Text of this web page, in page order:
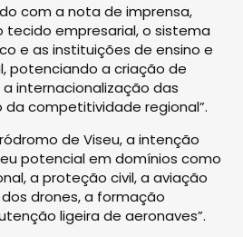
com a nota de imprensa,
tecido empresarial, o sistema
e as instituições de ensino e
potenciando a criação de
internacionalização das
competitividade regional”.
de Viseu, a intenção
potencial em domínios como
a proteção civil, a aviação
drones, a formação
ligeira de aeronaves”.